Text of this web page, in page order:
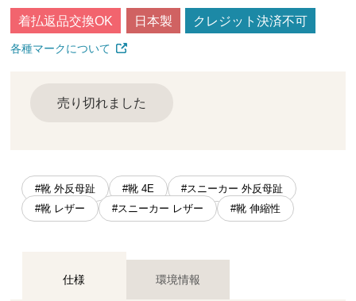
着払返品交換OK 日本製 クレジット決済不可
各種マークについて
売り切れました
#靴 外反母趾 #靴 4E
#スニーカー 外反母趾
#靴 レザー
#スニーカー レザー #靴 伸縮性
仕様 環境情報